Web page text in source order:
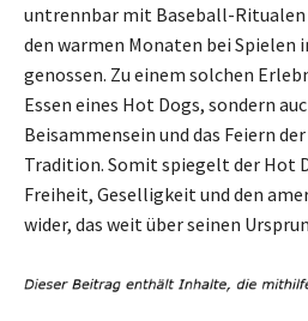
untrennbar mit Baseball-Ritualen
den warmen Monaten bei Spielen
genossen. Zu einem solchen
Essen eines Hot Dogs, sondern
Beisammensein und das Feiern
Tradition. Somit spiegelt der Hot
Freiheit, Geselligkeit und den
wider, das weit über seinen